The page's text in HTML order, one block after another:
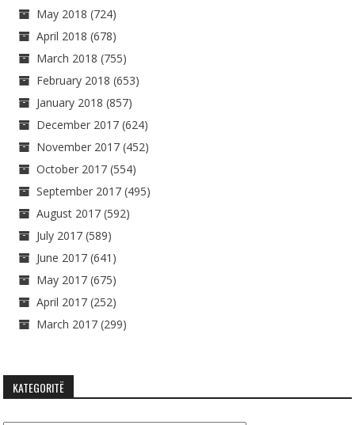
May 2018 (724)
April 2018 (678)
March 2018 (755)
February 2018 (653)
January 2018 (857)
December 2017 (624)
November 2017 (452)
October 2017 (554)
September 2017 (495)
August 2017 (592)
July 2017 (589)
June 2017 (641)
May 2017 (675)
April 2017 (252)
March 2017 (299)
KATEGORITË